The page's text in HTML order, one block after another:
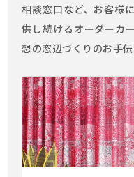
相談窓口など、お客様
供し続けるオーダーカ
想の窓辺づくりのお手伝